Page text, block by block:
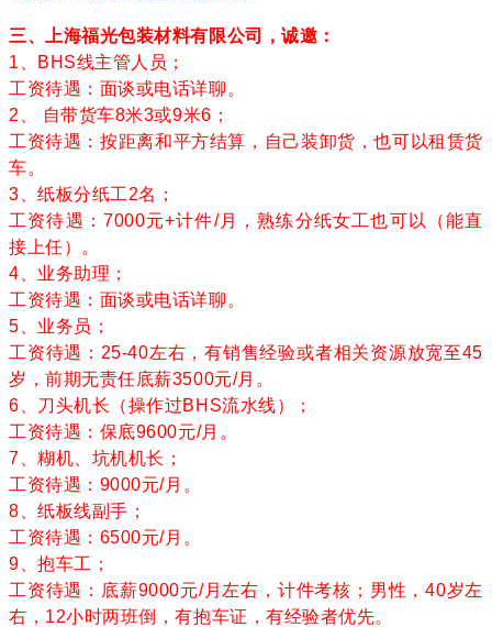
三、上海福光包装材料有限公司，诚邀：
1、BHS线主管人员；
工资待遇：面谈或电话详聊。
2、 自带货车8米3或9米6；
工资待遇：按距离和平方结算，自己装卸货，也可以租赁货
车。
3、纸板分纸工2名；
工资待遇：7000元+计件/月，熟练分纸女工也可以（能直
接上任）。
4、业务助理；
工资待遇：面谈或电话详聊。
5、业务员；
工资待遇：25-40左右，有销售经验或者相关资源放宽至45
岁，前期无责任底薪3500元/月。
6、刀头机长（操作过BHS流水线）；
工资待遇：保底9600元/月。
7、糊机、坑机机长；
工资待遇：9000元/月。
8、纸板线副手；
工资待遇：6500元/月。
9、抱车工；
工资待遇：底薪9000元/月左右，计件考核；男性，40岁左
右，12小时两班倒，有抱车证，有经验者优先。